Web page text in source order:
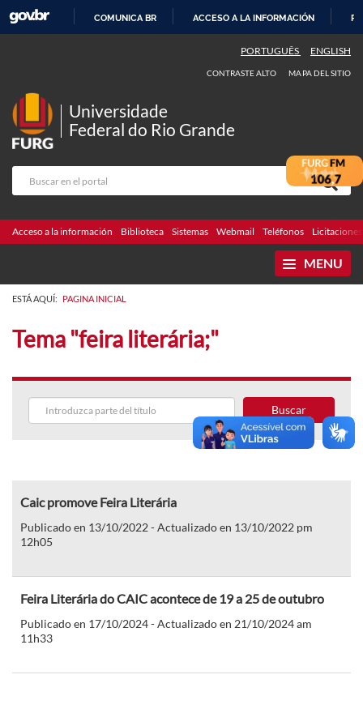
CONTENIDO
COMUNICA BR ACCESO A LA INFORMACIÓN
PORTUGUÊS ENGLISH
CONTRASTE ALTO MAPA DEL SITIO
Universidade
Federal do Rio Grande
Acceso a la información Biblioteca Sistemas Webmail Teléfonos Licitaciones
MENU
ESTÁ AQUÍ: PAGINA INICIAL
Tema "feira literária;"
Buscar
Caic promove Feira Literária
Publicado en 13/10/2022 - Actualizado en 13/10/2022 pm
12h05
Feira Literária do CAIC acontece de 19 a 25 de outubro
Publicado en 17/10/2024 - Actualizado en 21/10/2024 am
11h33